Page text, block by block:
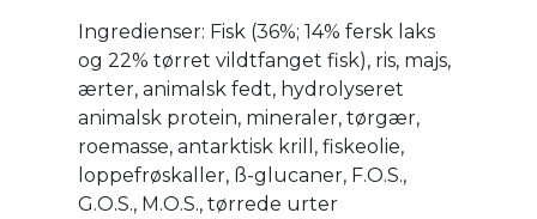
Ingredienser: Fisk (36%; 14% fersk laks
og 22% tørret vildtfanget fisk), ris, majs,
ærter, animalsk fedt, hydrolyseret
animalsk protein, mineraler, tørgær,
roemasse, antarktisk krill, fiskeolie,
loppefrøskaller, ß-glucaner, F.O.S.,
G.O.S., M.O.S., tørrede urter